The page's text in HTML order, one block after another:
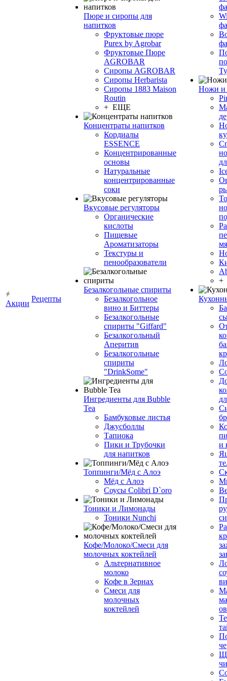
Акции
Рецепты
Пюре и сиропы для
напитков
Фруктовые пюре
Purex by Agrobar
Фруктовые Пюре
AGROBAR
Сиропы AGROBAR
Сиропы Herbarista
Сиропы 1883 Maison
Routin
+ ЕЩЕ
Концентраты напитков
Кордиалы
ESSENCE
Концентрированные
основы
Натуральные
концентрированные
соки
Вкусовые регуляторы
Органические
кислоты
Пищевые
Ароматизаторы
Текстуры и
пенообразователи
Безалкогольные спириты
Безалкогольное
вино и Биттеры
Безалкогольные
спириты "Giffard"
Безалкогольный
Аперитив
Безалкогольные
спириты
"DrinkSome"
Ингредиенты для Bubble
Tea
Бамбуковые листья
Джусболлы
Тапиока
Пики и Трубочки
для напитков
Топпинги/Мёд с Алоэ
Мёд с Алоэ
Соусы Colibri D`oro
Тоники и Лимонады
Тоники Nunchi
Кофе/Молоко/Смеси для
молочных коктейлей
Альтернативное
молоко
Кофе в Зернах
Смеси для
молочных
коктейлей
Ножи и
+
и